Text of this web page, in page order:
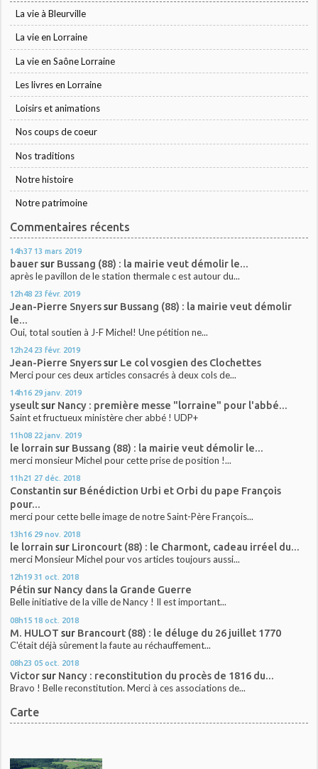
La vie à Bleurville
La vie en Lorraine
La vie en Saône Lorraine
Les livres en Lorraine
Loisirs et animations
Nos coups de coeur
Nos traditions
Notre histoire
Notre patrimoine
Commentaires récents
14h37 13 mars 2019
bauersur Bussang (88) : la mairie veut démolir le...
après le pavillon de le station thermale c est autour du...
12h48 23 févr. 2019
Jean-Pierre Snyerssur Bussang (88) : la mairie veut démolir
le...
Oui, total soutien à J-F Michel! Une pétition ne...
12h24 23 févr. 2019
Jean-Pierre Snyerssur Le col vosgien des Clochettes
Merci pour ces deux articles consacrés à deux cols de...
14h16 29 janv. 2019
yseultsur Nancy : première messe "lorraine" pour l'abbé...
Saint et fructueux ministère cher abbé ! UDP+
11h08 22 janv. 2019
le lorrain sur Bussang (88) : la mairie veut démolir le...
merci monsieur Michel pour cette prise de position !...
11h21 27 déc. 2018
Constantin sur Bénédiction Urbi et Orbi du pape François
pour...
merci pour cette belle image de notre Saint-Père François...
13h16 29 nov. 2018
le lorrain sur Lironcourt (88) : le Charmont, cadeau irréel du...
merci Monsieur Michel pour vos articles toujours aussi...
12h19 31 oct. 2018
Pétin sur Nancy dans la Grande Guerre
Belle initiative de la ville de Nancy ! Il est important...
08h15 18 oct. 2018
M. HULOT sur Brancourt (88) : le déluge du 26 juillet 1770
C'était déjà sûrement la faute au réchauffement...
08h23 05 oct. 2018
Victorsur Nancy : reconstitution du procès de 1816 du...
Bravo ! Belle reconstitution. Merci à ces associations de...
Carte